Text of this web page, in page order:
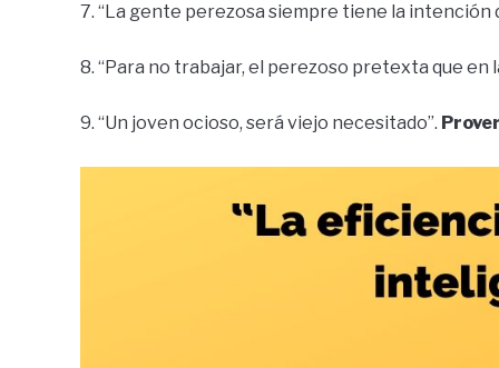
7. “La gente perezosa siempre tiene la intención
8. “Para no trabajar, el perezoso pretexta que en
9. “Un joven ocioso, será viejo necesitado”.